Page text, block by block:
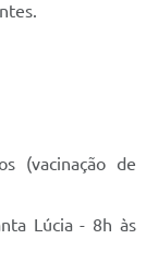
(vacinação de
Lúcia - 8h às